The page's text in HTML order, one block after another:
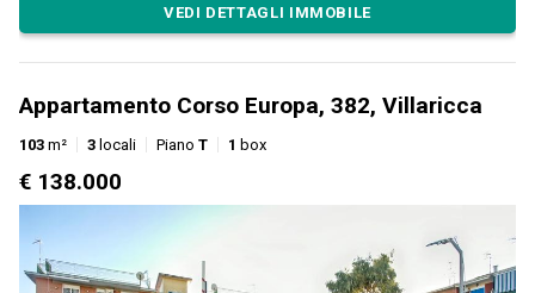
VEDI DETTAGLI IMMOBILE
Appartamento Corso Europa, 382, Villaricca
103 m² 3 locali Piano T 1 box
€ 138.000